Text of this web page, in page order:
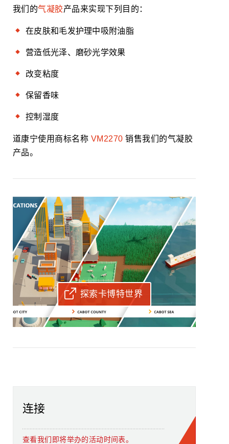
我们的气凝胶产品来实现下列目的：
在皮肤和毛发护理中吸附油脂
营造低光泽、磨砂光学效果
改变粘度
保留香味
控制湿度
道康宁使用商标名称 VM2270 销售我们的气凝胶
产品。
探索卡博特世界
连接
查看我们即将举办的活动时间表。